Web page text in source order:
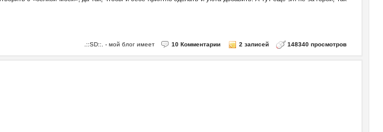
.::SD::. - мой блог имеет 10 Комментарии 2 записей 148340 просмотров